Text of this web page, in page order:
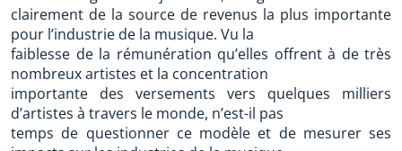
clairement de la source de revenus la plus importante
pour l’industrie de la musique. Vu la
faiblesse de la rémunération qu’elles offrent à de très
nombreux artistes et la concentration
importante des versements vers quelques milliers
d’artistes à travers le monde, n’est-il pas
temps de questionner ce modèle et de mesurer ses